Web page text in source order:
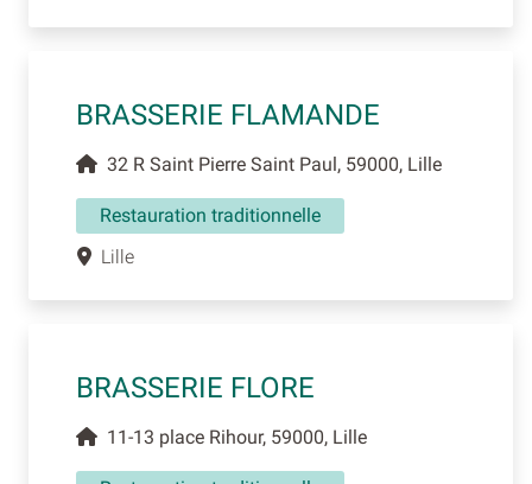
BRASSERIE FLAMANDE
32 R Saint Pierre Saint Paul, 59000, Lille
Restauration traditionnelle
Lille
BRASSERIE FLORE
11-13 place Rihour, 59000, Lille